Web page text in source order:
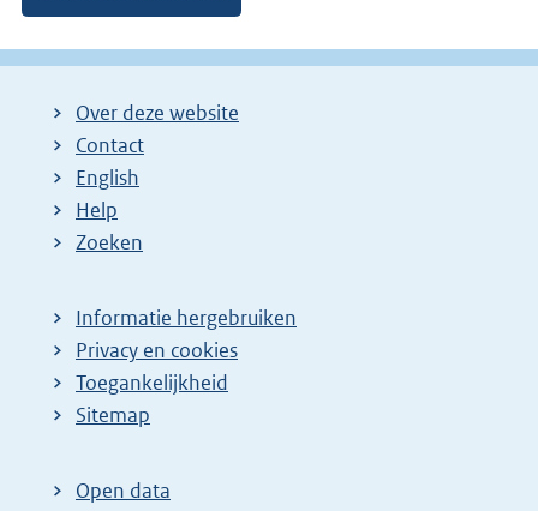
Over deze website
Contact
English
Help
Zoeken
Informatie hergebruiken
Privacy en cookies
Toegankelijkheid
Sitemap
Open data